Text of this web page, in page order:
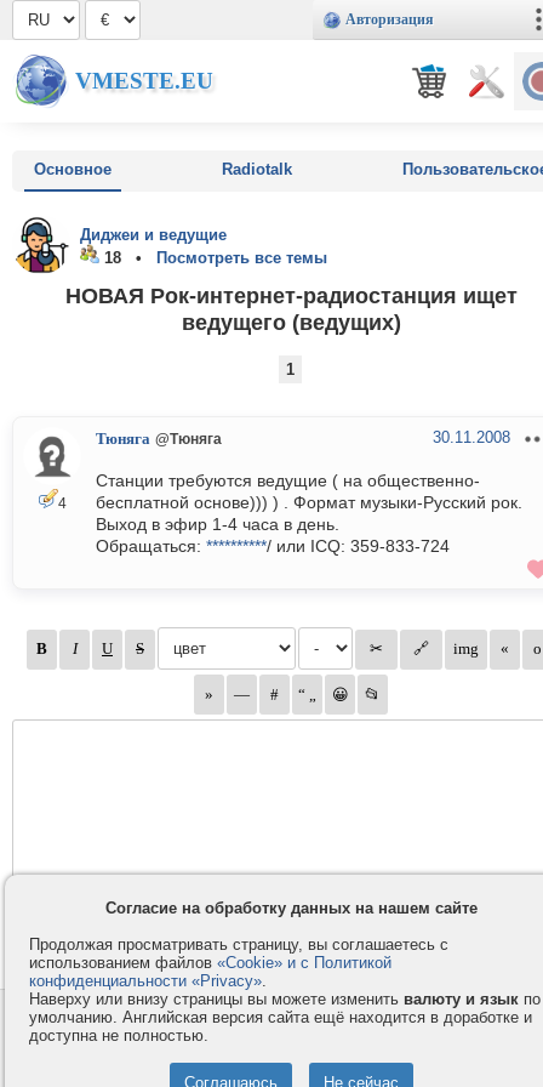
Авторизация
VMESTE.EU
Основное Radiotalk
Диджеи и ведущие
18 •
Посмотреть все темы
НОВАЯ Рок-интернет-радиостанция ищет
ведущего (ведущих)
1
4
Тюняга @Тюняга 30.11.2008
Станции требуются ведущие ( на общественно-
бесплатной основе))) ) . Формат музыки-Русский рок.
Выход в эфир 1-4 часа в день.
Обращаться: **********/ или ICQ: 359-833-724
Контакты
Компания
Privacy и Cookie
Помощь
Согласие на обработку данных на нашем сайте
Продолжая просматривать страницу, вы соглашаетесь с
использованием файлов «Cookie» и с Политикой
конфиденциальности «Privacy».
Наверху или внизу страницы вы можете изменить валюту и язык по
умолчанию. Английская версия сайта ещё находится в доработке и
доступна не полностью.